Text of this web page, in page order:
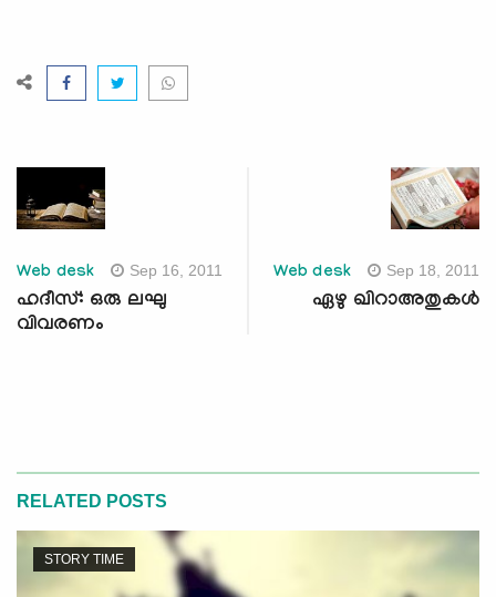
Web desk Sep 16, 2011
ഹദീസ്: ഒരു ലഘു
വിവരണം
Web desk Sep 18, 2011
ഏഴു ഖിറാഅതുകള്‍
RELATED POSTS
STORY TIME